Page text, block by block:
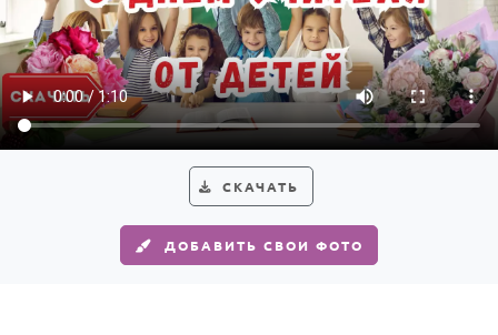
КОМУ
Женщине
Мужчине
Маме
Папе
Все родственники
СКАЧАТЬ
ДОБАВИТЬ СВОИ ФОТО